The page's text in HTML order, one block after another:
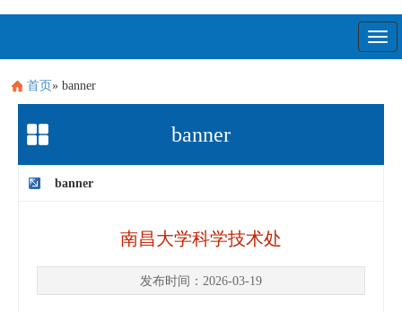
首页» banner
banner
banner
南昌大学科学技术处
发布时间：2026-03-19